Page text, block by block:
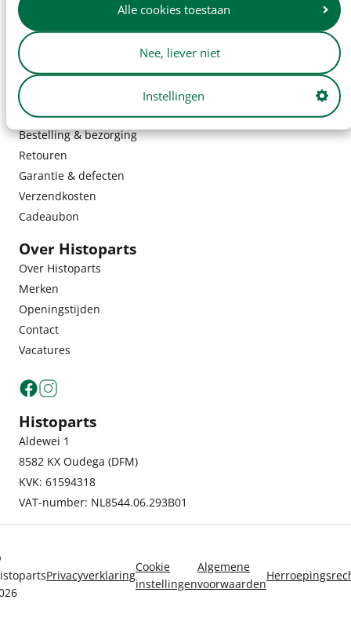
Alle cookies toestaan
Nee, liever niet
Instellingen
Klantenservice
Bestelling & bezorging
Retouren
Garantie & defecten
Verzendkosten
Cadeaubon
Over Histoparts
Over Histoparts
Merken
Openingstijden
Contact
Vacatures
Histoparts
Aldewei 1
8582 KX Oudega (DFM)
KVK: 61594318
VAT-number: NL8544.06.293B01
Privacyverklaring
Cookie
instellingen
Algemene
voorwaarden